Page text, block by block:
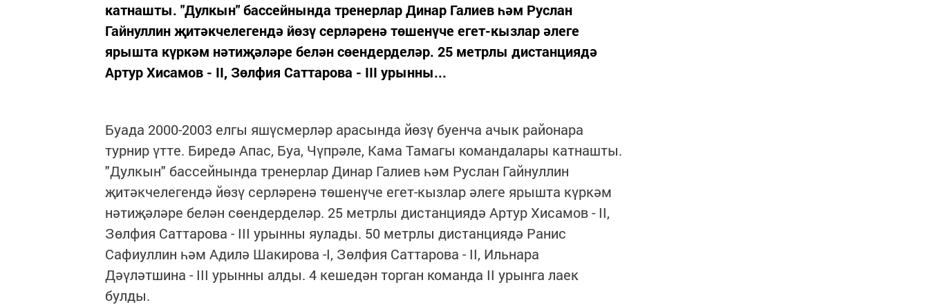
катнашты. "Дулкын" бассейнында тренерлар Динар Галиев һәм Руслан
Гайнуллин җитәкчелегендә йөзү серләренә төшенүче егет-кызлар әлеге
ярышта күркәм нәтиҗәләре белән сөендерделәр. 25 метрлы дистанциядә
Артур Хисамов - II, Зөлфия Саттарова - III урынны...
Буада 2000-2003 елгы яшүсмерләр арасында йөзү буенча ачык районара
турнир үтте. Биредә Апас, Буа, Чүпрәле, Кама Тамагы командалары катнашты.
"Дулкын" бассейнында тренерлар Динар Галиев һәм Руслан Гайнуллин
җитәкчелегендә йөзү серләренә төшенүче егет-кызлар әлеге ярышта күркәм
нәтиҗәләре белән сөендерделәр. 25 метрлы дистанциядә Артур Хисамов - II,
Зөлфия Саттарова - III урынны яулады. 50 метрлы дистанциядә Ранис
Сафиуллин һәм Адилә Шакирова -I, Зөлфия Саттарова - II, Ильнара
Дәүләтшина - III урынны алды. 4 кешедән торган команда II урынга лаек
булды.